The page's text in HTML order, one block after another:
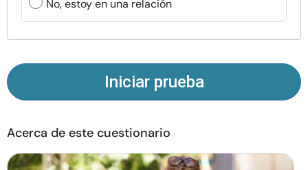
Encuentra un terapeuta
nosotros
No, estoy en una relación
Iniciar prueba
Acerca de este cuestionario